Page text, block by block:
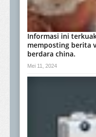
Informasi ini
memposting berita
berdara china.
Mei 11, 2024